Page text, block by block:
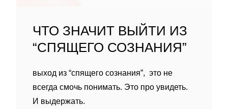
ЧТО ЗНАЧИТ ВЫЙТИ ИЗ
“СПЯЩЕГО СОЗНАНИЯ”
выход из “спящего сознания”, это не
всегда смочь понимать. Это про увидеть.
И выдержать.